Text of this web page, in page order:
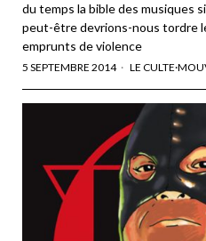
du temps la bible des musiques
peut-être devrions-nous tordre
emprunts de violence
5 SEPTEMBRE 2014 LE CULTE·